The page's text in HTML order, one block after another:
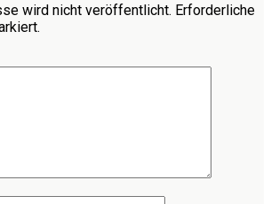
wird nicht veröffentlicht. Erforderliche